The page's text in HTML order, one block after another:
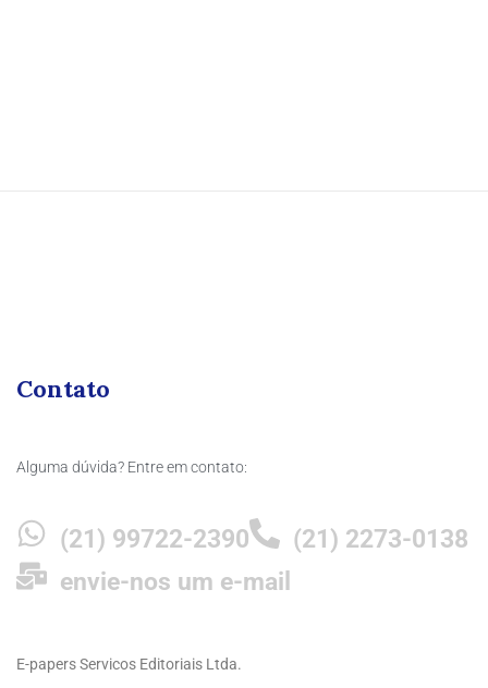
Contato
Alguma dúvida? Entre em contato:
(21) 99722-2390
(21) 2273-0138
envie-nos um e-mail
E-papers Servicos Editoriais Ltda.